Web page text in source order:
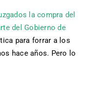
la compra del
del Gobierno de
para forrar a los
hace años. Pero lo